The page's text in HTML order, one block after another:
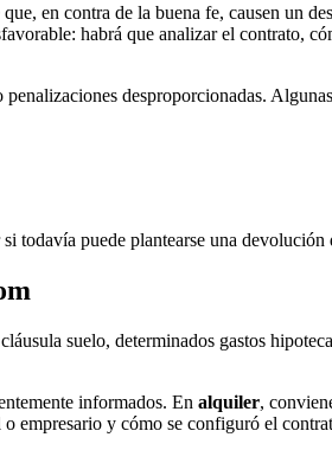
en contra de la buena fe, causen un
habrá que analizar el contrato,
desproporcionadas.
todavía puede plantearse una devolución
suelo, determinados gastos
informados. En alquiler,
empresario y cómo se configuró el